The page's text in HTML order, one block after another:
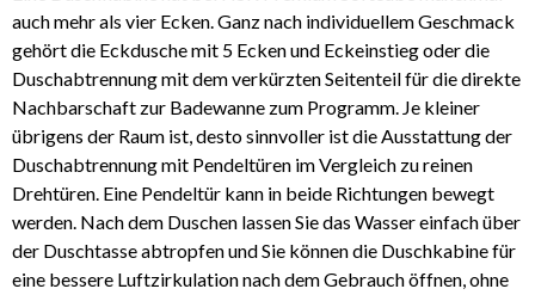
auch mehr als vier Ecken. Ganz nach individuellem Geschmack
gehört die Eckdusche mit 5 Ecken und Eckeinstieg oder die
Duschabtrennung mit dem verkürzten Seitenteil für die direkte
Nachbarschaft zur Badewanne zum Programm. Je kleiner
übrigens der Raum ist, desto sinnvoller ist die Ausstattung der
Duschabtrennung mit Pendeltüren im Vergleich zu reinen
Drehtüren. Eine Pendeltür kann in beide Richtungen bewegt
werden. Nach dem Duschen lassen Sie das Wasser einfach über
der Duschtasse abtropfen und Sie können die Duschkabine für
eine bessere Luftzirkulation nach dem Gebrauch öffnen, ohne